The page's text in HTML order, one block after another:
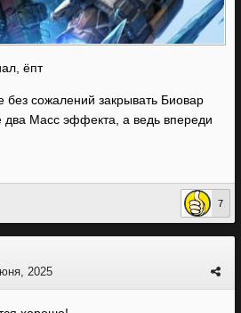
ёпт
сожалений закрывать Биовар
два Масс эффекта, а ведь впереди
7
2025